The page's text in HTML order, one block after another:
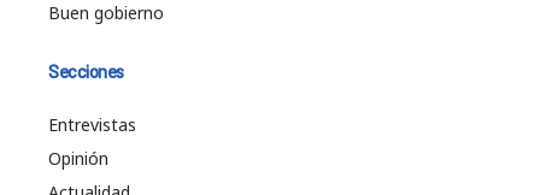
Buen gobierno
Secciones
Entrevistas
Opinión